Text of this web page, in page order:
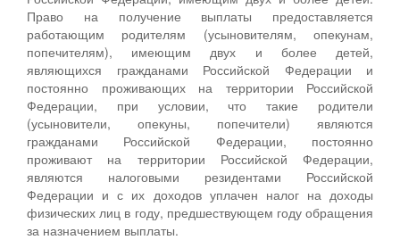
Право на получение выплаты предоставляется
работающим родителям (усыновителям, опекунам,
попечителям), имеющим двух и более детей,
являющихся гражданами Российской Федерации и
постоянно проживающих на территории Российской
Федерации, при условии, что такие родители
(усыновители, опекуны, попечители) являются
гражданами Российской Федерации, постоянно
проживают на территории Российской Федерации,
являются налоговыми резидентами Российской
Федерации и с их доходов уплачен налог на доходы
физических лиц в году, предшествующем году обращения
за назначением выплаты.